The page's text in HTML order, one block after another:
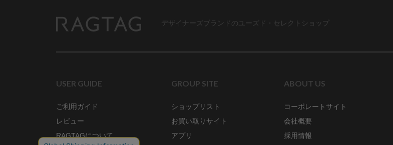
デザイナーズブランドのユーズド・セレクトショップ
USER GUIDE
ご利用ガイド
レビュー
RAGTAGについて
GROUP SITE
ショップリスト
お買い取りサイト
アプリ
ABOUT US
コーポレートサイト
会社概要
採用情報